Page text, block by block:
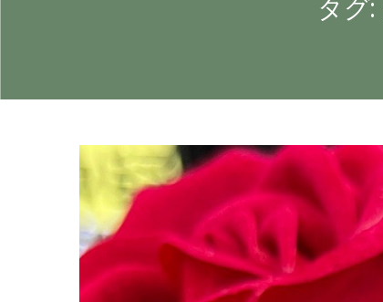
タグ: